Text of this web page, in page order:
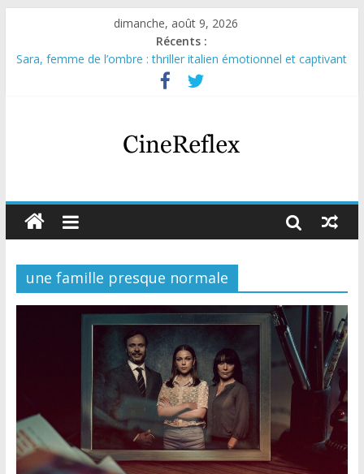
dimanche, août 9, 2026
Récents :
Sara, femme de l’ombre : thriller italien émotionnel et captivant
Journal d’une fille larguée : nouvelle série suédoise sur Netflix
Aema : mini-série sur le tournage d’un film érotique devenu
Glass Heart : excellente série musicale avec Takeru Satō
Olympo, saison 1 : nouvelle série qui séduira les fans de
une famille presque normale